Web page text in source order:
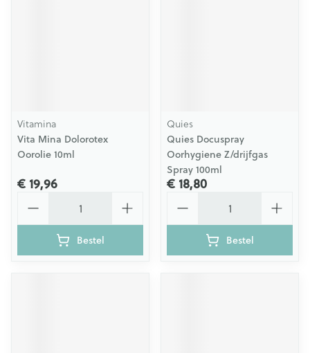
Vitamina
Vita Mina Dolorotex
Oorolie 10ml
€ 19,96
Bestel
Quies
Quies Docuspray
Oorhygiene Z/drijfgas
Spray 100ml
€ 18,80
Bestel